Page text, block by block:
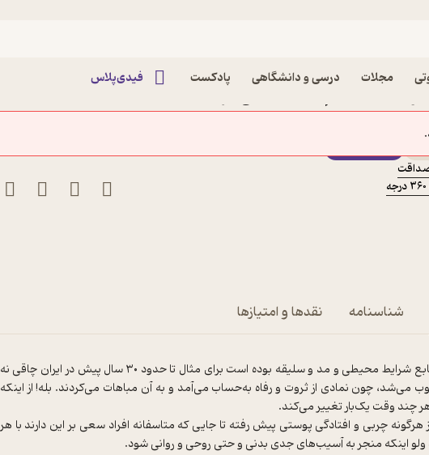
مجلات درسی و دانشگاهی پادکست فیدی‌پلاس
شناسنامه نقدها و امتیازها
چاقی و لاغری در دیدگاه عمومی در بیشتر زمانها تابع شرایط محیطی و مد و سلیقه بوده است برای مثال تا حدود ۳۰ سال پیش در ایران چاقی نه
می‌شد، چون نمادی از ثروت و رفاه به‌حساب می‌آمد و به آن مباهات می‌کردند. بله! از اینکه
چربی و افتادگی پوستی پیش رفته تا جایی که متاسفانه افراد سعی بر این دارند با هر